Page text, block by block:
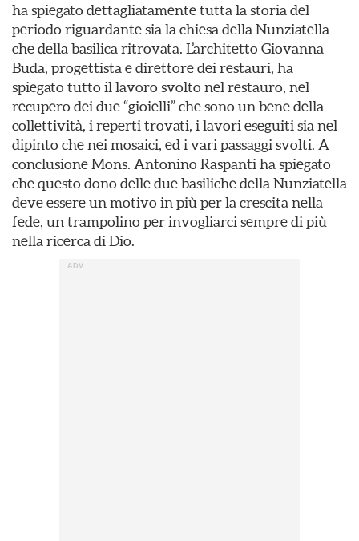
ha spiegato dettagliatamente tutta la storia del
periodo riguardante sia la chiesa della Nunziatella
che della basilica ritrovata. L’architetto Giovanna
Buda, progettista e direttore dei restauri, ha
spiegato tutto il lavoro svolto nel restauro, nel
recupero dei due “gioielli” che sono un bene della
collettività, i reperti trovati, i lavori eseguiti sia nel
dipinto che nei mosaici, ed i vari passaggi svolti. A
conclusione Mons. Antonino Raspanti ha spiegato
che questo dono delle due basiliche della Nunziatella
deve essere un motivo in più per la crescita nella
fede, un trampolino per invogliarci sempre di più
nella ricerca di Dio.